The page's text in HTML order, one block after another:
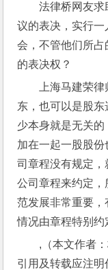
法律桥网友求
议的表决，实行一
会，不管他们所
的表决权？
上海马建荣
东，也可以是股
少本身就是无关
加在一起一股股
司章程没有规定
公司章程来约定
范发展非常重要
情况由章程特别约
,（本文作者
引用及转载应注明